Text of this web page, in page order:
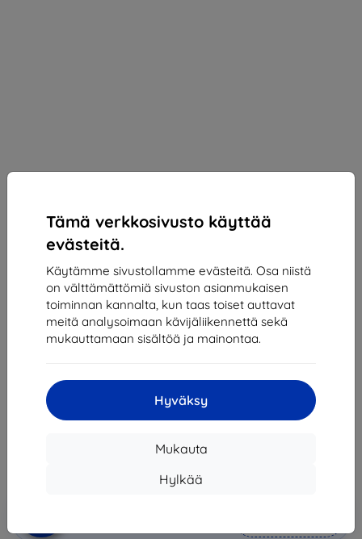
Tämä verkkosivusto käyttää
evästeitä.
Käytämme sivustollamme evästeitä. Osa niistä
on välttämättömiä sivuston asianmukaisen
toiminnan kannalta, kun taas toiset auttavat
meitä analysoimaan kävijäliikennettä sekä
mukauttamaan sisältöä ja mainontaa.
Hyväksy
Mukauta
Hylkää
RINGKE DUAL EASY PRO 2-PACK GALAXY
SUOJAKALVO TAIKINNALLA 7 KIRKAS
(8800293855446)
Samsung Galaxy Z Fold 7
Itseparantuva suojakalvo, helppo asentaa ja
Kuvaus ja tekniset tiedot
22,90 €